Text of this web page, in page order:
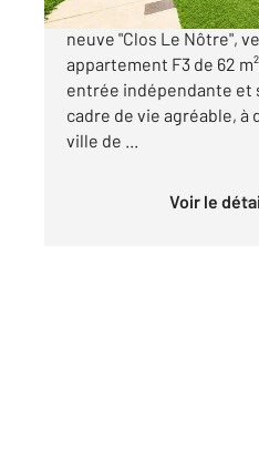
Situé en rez-de-jardin
neuve "Clos Le Nôtre",
appartement F3 de 62
entrée indépendante et
cadre de vie agréable, à
ville de ...
Voir le